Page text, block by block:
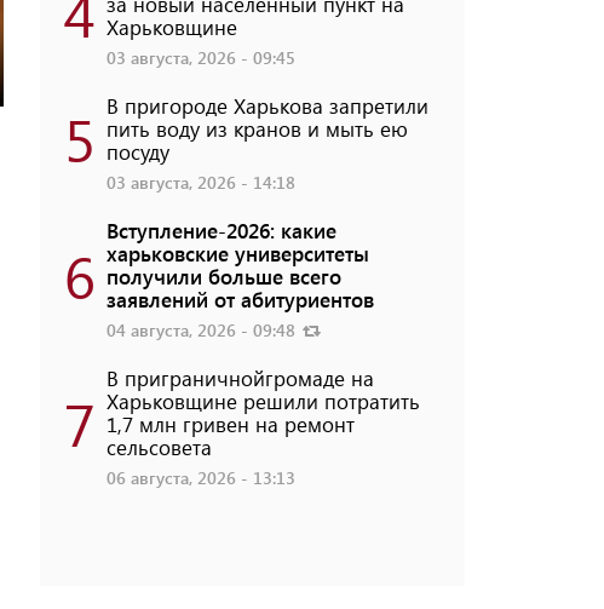
Харьковщине
03 августа, 2026 - 09:45
5 В пригороде Харькова запретили
пить воду из кранов и мыть ею
посуду
03 августа, 2026 - 14:18
6
Вступление-2026: какие
харьковские университеты
получили больше всего
заявлений от абитуриентов
04 августа, 2026 - 09:48
7
В приграничнойгромаде на
Харьковщине решили потратить
1,7 млн ​​гривен на ремонт
сельсовета
06 августа, 2026 - 13:13